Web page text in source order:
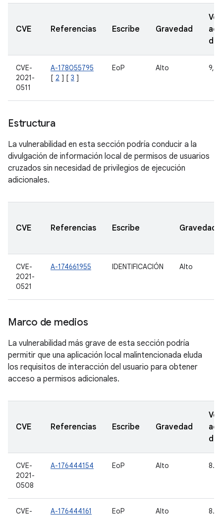
CVE Referencias Escribe Gravedad
de
CVE-
2021-
0511
A-178055795
[ 2 ] [ 3 ]
EoP Alto 9,
Estructura
La vulnerabilidad en esta sección podría conducir a la
divulgación de información local de permisos de usuarios
cruzados sin necesidad de privilegios de ejecución
adicionales.
CVE Referencias Escribe Gravedad
CVE-
2021-
0521
A-174661955 IDENTIFICACIÓN Alto
Marco de medios
La vulnerabilidad más grave de esta sección podría
permitir que una aplicación local malintencionada eluda
los requisitos de interacción del usuario para obtener
acceso a permisos adicionales.
CVE Referencias Escribe Gravedad
de
CVE-
2021-
0508
A-176444154 EoP Alto 8.1,
CVE-
A-176444161
EoP Alto 8.1,